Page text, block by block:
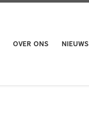
OVER ONS NIEUWS